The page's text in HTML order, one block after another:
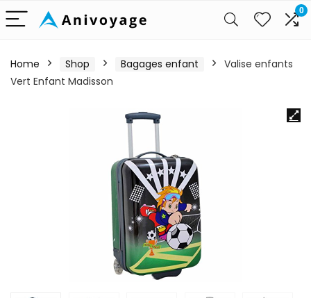
0
Home Shop Bagages enfant
Valise enfants
Vert Enfant Madisson